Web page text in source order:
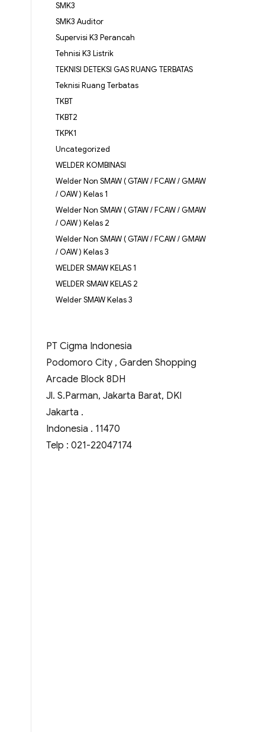
SMK3
SMK3 Auditor
Supervisi K3 Perancah
Tehnisi K3 Listrik
TEKNISI DETEKSI GAS RUANG TERBATAS
Teknisi Ruang Terbatas
TKBT
TKBT2
TKPK1
Uncategorized
WELDER KOMBINASI
Welder Non SMAW ( GTAW / FCAW / GMAW
/ OAW ) Kelas 1
Welder Non SMAW ( GTAW / FCAW / GMAW
/ OAW ) Kelas 2
Welder Non SMAW ( GTAW / FCAW / GMAW
/ OAW ) Kelas 3
WELDER SMAW KELAS 1
WELDER SMAW KELAS 2
Welder SMAW Kelas 3
PT Cigma Indonesia
Podomoro City , Garden Shopping
Arcade Block 8DH
Jl. S.Parman, Jakarta Barat, DKI
Jakarta .
Indonesia . 11470
Telp : 021-22047174